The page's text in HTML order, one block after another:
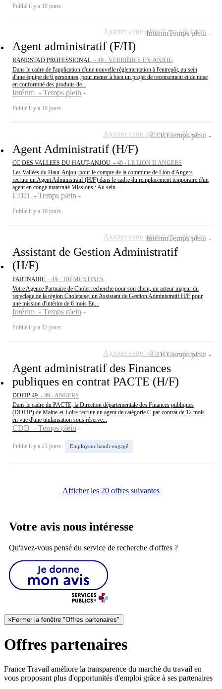
Publié il y a 10 jours
Agent administratif (F/H)
RANDSTAD PROFESSIONAL - 49 - VERRIÈRES-EN-ANJOU
Dans le cadre de l'application d'une nouvelle réglementation à l'entrepôt, au sein
d'une équipe de 6 personnes, pour mener à bien un projet de recensement et de mise
en conformité des produits de...
Intérim - Temps plein
Publié il y a 10 jours
IntérimTemps plein
Ajouter cette offre à ma sélection
Agent Administratif (H/F)
CC DES VALLEES DU HAUT-ANJOU - 49 - LE LION D ANGERS
Les Vallées du Haut-Anjou, pour le compte de la commune de Lion d'Angers
recrute un Agent Administratif (H/F) dans le cadre du remplacement temporaire d'un
agent en congé maternité Missions : Au sein...
CDD - Temps plein
Publié il y a 10 jours
CDDTemps plein
Ajouter cette offre à ma sélection
Assistant de Gestion Administratif
(H/F)
PARTNAIRE - 49 - TRÉMENTINES
Votre Agence Partnaire de Cholet recherche pour son client, un acteur majeur du
recyclage de la région Choletaise, un Assistant de Gestion Administratif H/F pour
une mission d'intérim de 6 mois En...
Intérim - Temps plein
Publié il y a 12 jours
IntérimTemps plein
Ajouter cette offre à ma sélection
Agent administratif des Finances
publiques en contrat PACTE (H/F)
DDFIP 49 - 49 - ANGERS
Dans le cadre du PACTE, la Direction départementale des Finances publiques
(DDFIP) de Maine-et-Loire recrute un agent de catégorie C par contrat de 12 mois
en vue d'une titularisation sous réserve...
CDD - Temps plein
Publié il y a 23 jours Employeur handi-engagé
CDDTemps plein
Ajouter cette offre à ma sélection
Afficher les 20 offres suivantes
Votre avis nous intéresse
Qu'avez-vous pensé du service de recherche d'offres ?
× Fermer la fenêtre "Offres partenaires"
Offres partenaires
France Travail améliore la transparence du marché du travail en
vous proposant plus d'opportunités d'emploi grâce à ses partenaires